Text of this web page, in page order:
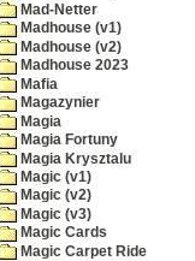
Mad-Netter
Madhouse (v1)
Madhouse (v2)
Madhouse 2023
Mafia
Magazynier
Magia
Magia Fortuny
Magia Krysztalu
Magic (v1)
Magic (v2)
Magic (v3)
Magic Cards
Magic Carpet Ride